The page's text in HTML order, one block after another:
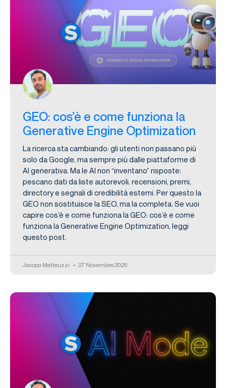
GEO: cos’è e come funziona la
Generative Engine Optimization
La ricerca sta cambiando: gli utenti non passano più
solo da Google, ma sempre più dalle piattaforme di
AI generativa. Ma le AI non “inventano” risposte:
pescano dati da liste autorevoli, recensioni, premi,
directory e segnali di credibilità esterni. Per questo la
GEO non sostituisce la SEO, ma la completa. Se vuoi
capire cos’è e come funziona la GEO: cos’è e come
funziona la Generative Engine Optimization, leggi
questo post.
Jacopo Matteuzzi 27 Novembre 2025